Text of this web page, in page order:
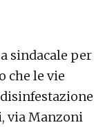
sindacale per
che le vie
via Manzoni